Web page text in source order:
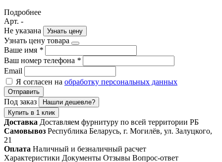
Подробнее
Арт. -
Не указана
Узнать цену
Узнать цену товара
Ваше имя *
Ваш номер телефона *
Email
Я согласен на обработку персональных данных
Отправить
Под заказ
Нашли дешевле?
Купить в 1 клик
Доставка Доставляем фурнитуру по всей территории РБ
Самовывоз Республика Беларусь, г. Могилёв, ул. Залуцкого,
21
Оплата Наличный и безналичный расчет
Характеристики Документы Отзывы Вопрос-ответ